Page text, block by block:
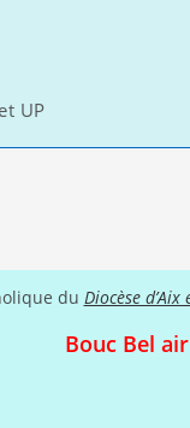
UP
du Diocèse d’Aix
Bouc Bel